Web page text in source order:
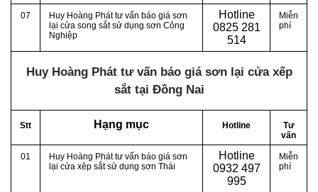
07
Huy Hoàng Phát tư vấn báo giá sơn
lại cửa song sắt sử dụng sơn Công
Nghiệp
Hotline
0825 281
514
Miễn
phí
Huy Hoàng Phát tư vấn báo giá sơn lại cửa xếp
sắt tại Đồng Nai
Stt Hạng mục Hotline
Tư
vấn
01
Huy Hoàng Phát tư vấn báo giá sơn
lại cửa xêp sắt sử dụng sơn Thái
Hotline
0932 497
995
Miễn
phí